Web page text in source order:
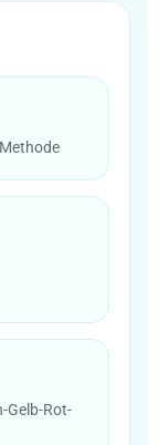
Gelb-Rot-